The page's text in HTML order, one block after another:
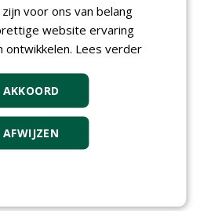
en Heem in
voor ons van belang
website ervaring
ontwikkelen. Lees verder
AKKOORD
AFWIJZEN